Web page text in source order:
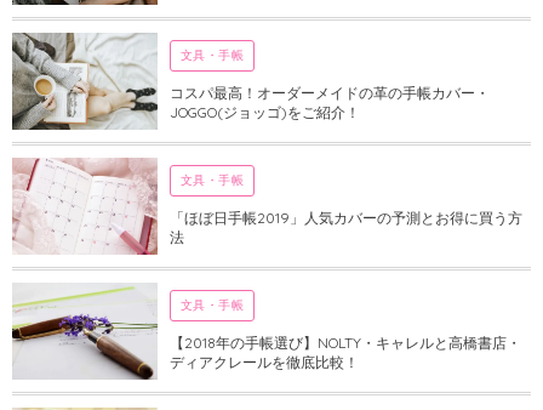
文具・手帳
コスパ最高！オーダーメイドの革の手帳カバー・
JOGGO(ジョッゴ)をご紹介！
文具・手帳
「ほぼ日手帳2019」人気カバーの予測とお得に買う方
法
文具・手帳
【2018年の手帳選び】NOLTY・キャレルと高橋書店・
ディアクレールを徹底比較！